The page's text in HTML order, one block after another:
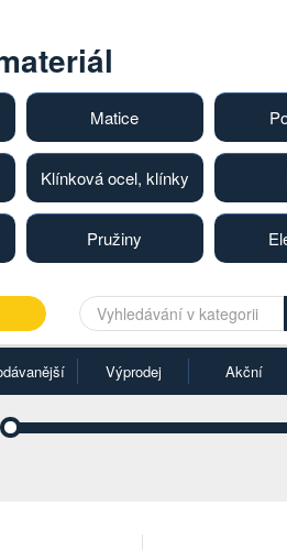
Matice
Klínková ocel, klínky
Pružiny
Výprodej Akční
Vyberte